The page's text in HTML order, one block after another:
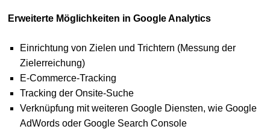
Erweiterte Möglichkeiten in Google Analytics
Einrichtung von Zielen und Trichtern (Messung der
Zielerreichung)
E-Commerce-Tracking
Tracking der Onsite-Suche
Verknüpfung mit weiteren Google Diensten, wie Google
AdWords oder Google Search Console